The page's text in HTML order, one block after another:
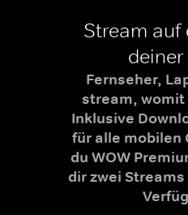
Stream auf
Fernseher,
stream,
Inklusive
für alle mobilen
du WOW
dir zwei